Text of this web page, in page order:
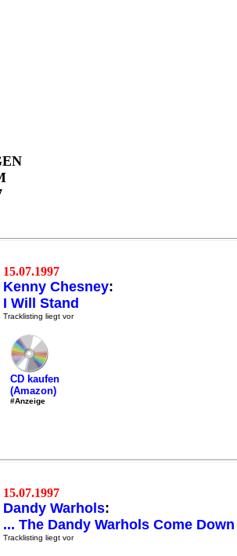
15.07.1997
Kenny Chesney:
I Will Stand
Tracklisting liegt vor
CD kaufen
(Amazon)
#Anzeige
15.07.1997
Dandy Warhols:
... The Dandy Warhols Come Down
Tracklisting liegt vor